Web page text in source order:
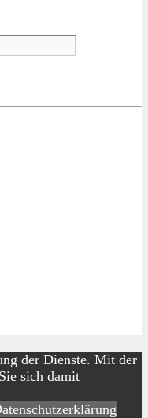
der Dienste. Mit der
sich damit